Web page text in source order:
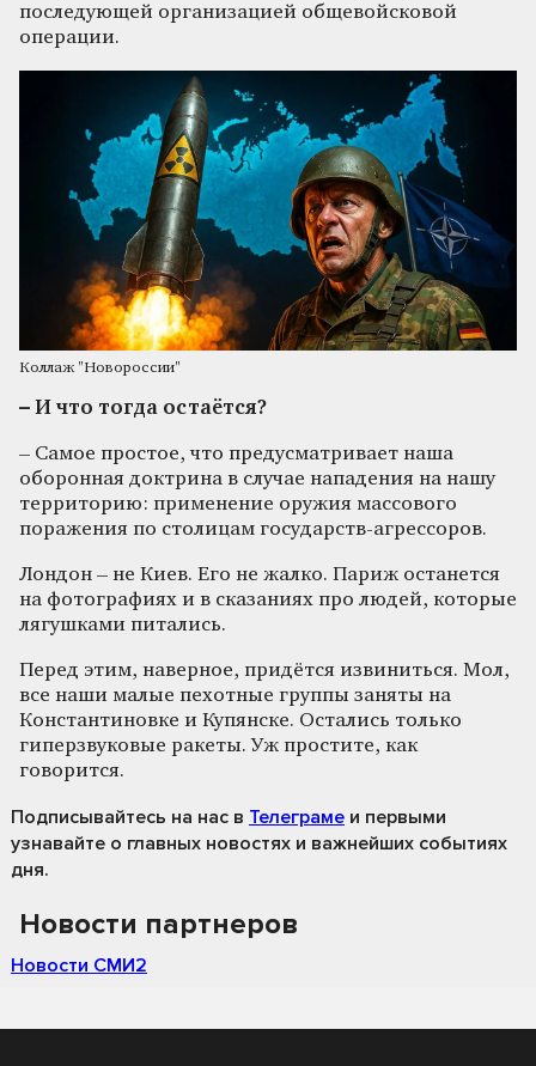
последующей организацией общевойсковой
операции.
Коллаж "Новороссии"
– И что тогда остаётся?
– Самое простое, что предусматривает наша
оборонная доктрина в случае нападения на нашу
территорию: применение оружия массового
поражения по столицам государств-агрессоров.
Лондон – не Киев. Его не жалко. Париж останется
на фотографиях и в сказаниях про людей, которые
лягушками питались.
Перед этим, наверное, придётся извиниться. Мол,
все наши малые пехотные группы заняты на
Константиновке и Купянске. Остались только
гиперзвуковые ракеты. Уж простите, как
говорится.
Подписывайтесь на нас в Телеграме и первыми
узнавайте о главных новостях и важнейших событиях
дня.
Новости партнеров
Новости СМИ2